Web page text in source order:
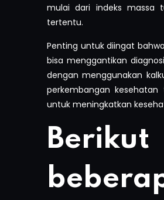
mulai dari indeks massa
tertentu.
Penting untuk diingat
bisa menggantikan
dengan menggunakan
perkembangan
untuk meningkatkan